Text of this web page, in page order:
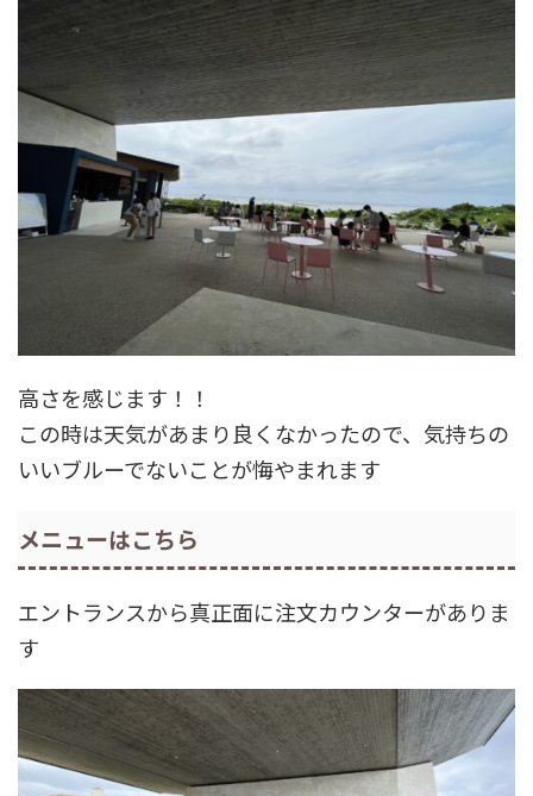
高さを感じます！！
この時は天気があまり良くなかったので、気持ちの
いいブルーでないことが悔やまれます
メニューはこちら
エントランスから真正面に注文カウンターがありま
す